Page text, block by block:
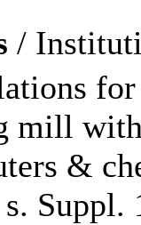
/
mill
&
Suppl.